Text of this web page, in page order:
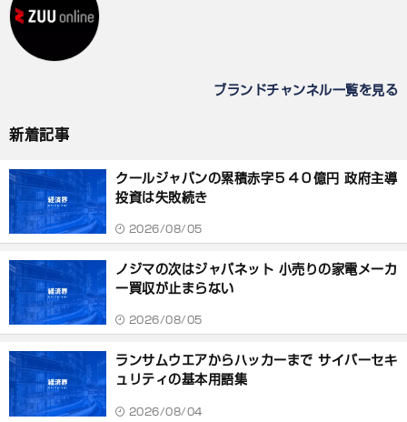
ブランドチャンネル一覧を見る
新着記事
クールジャパンの累積赤字５４０億円 政府主導
投資は失敗続き
2026/08/05
ノジマの次はジャパネット 小売りの家電メーカ
ー買収が止まらない
2026/08/05
ランサムウエアからハッカーまで サイバーセキ
ュリティの基本用語集
2026/08/04